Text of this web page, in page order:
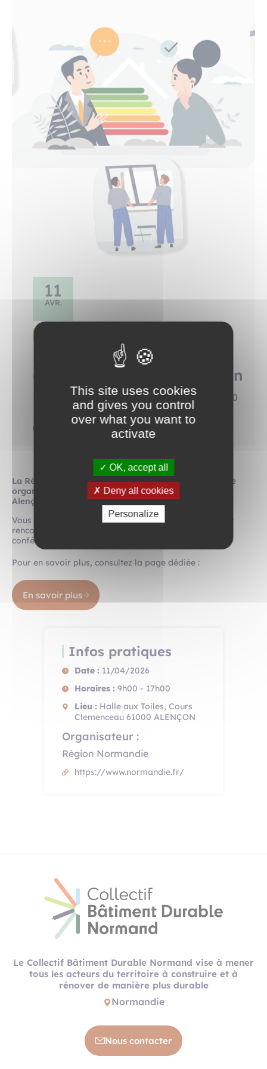
11
AVR.
Salon de la rénovation
énergétique 2026 à Alençon
Halle aux Toiles, Cours Clemenceau 61000
ALENÇON
La Région Normandie et le Crédit agricole Normandie
organisent le Salon de la rénovation énergétique à
Alençon (61) le samedi 11 avril 2026.
Vous avez un projet de rénovation énergétique ? Venez
rencontrer nos experts normands et assister à des
conférences dédiées !
Pour en savoir plus, consultez la page dédiée :
En savoir plus
Infos pratiques
Date : 11/04/2026
Horaires : 9h00 - 17h00
Lieu : Halle aux Toiles, Cours
Clemenceau 61000 ALENÇON
Organisateur :
Région Normandie
https://www.normandie.fr/
Le Collectif Bâtiment Durable Normand vise à mener
tous les acteurs du territoire à construire et à
rénover de manière plus durable
Normandie
Nous contacter
This site uses cookies
and gives you control
over what you want to
activate
OK, accept all
Deny all cookies
Personalize